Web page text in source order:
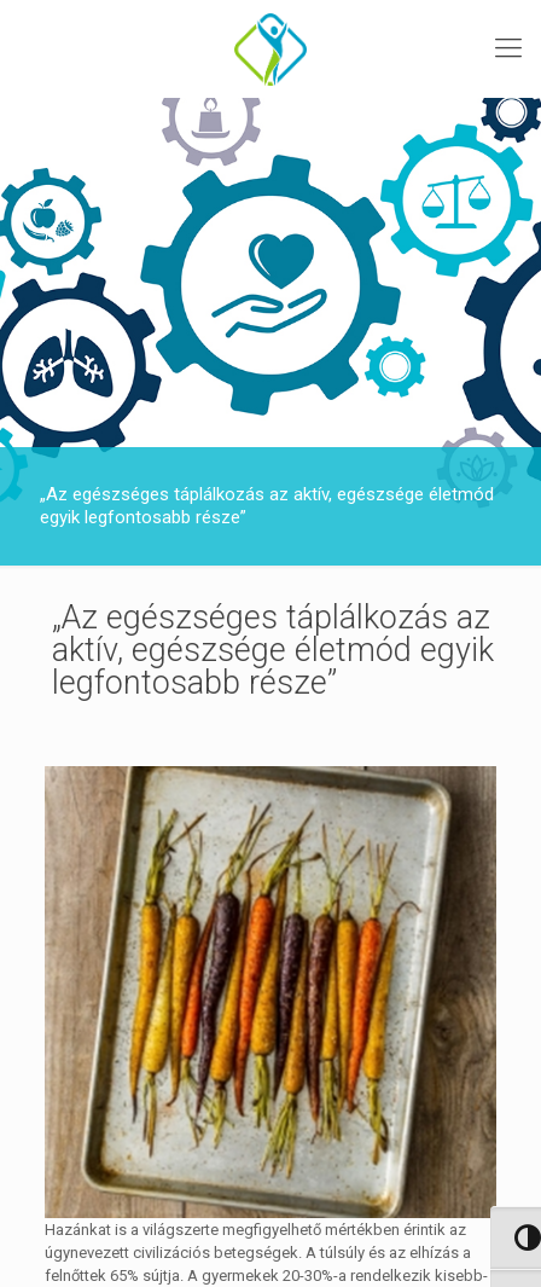
„Az egészséges táplálkozás az aktív, egészsége életmód
egyik legfontosabb része”
„Az egészséges táplálkozás az
aktív, egészsége életmód egyik
legfontosabb része”
Hazánkat is a világszerte megfigyelhető mértékben érintik az
úgynevezett civilizációs betegségek. A túlsúly és az elhízás a
felnőttek 65% sújtja. A gyermekek 20-30%-a rendelkezik kisebb-